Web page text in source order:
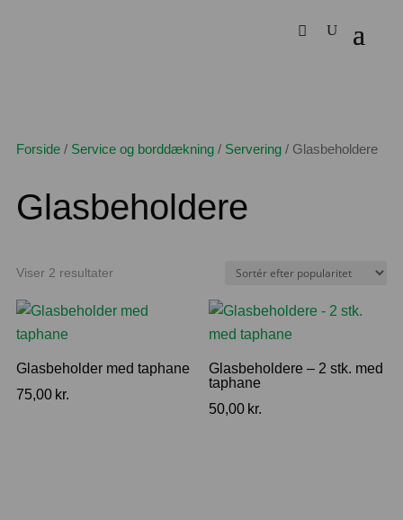
Forside / Service og borddækning / Servering / Glasbeholdere
Glasbeholdere
Viser 2 resultaterSorteret
popularitet
Glasbeholder med taphane
75,00 kr.
Glasbeholdere – 2 stk. med
taphane
50,00 kr.